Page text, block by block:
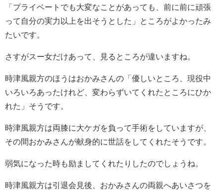
「プライベートでも大変なことがあっても、前に前に頑張
って自分の実力以上を出そうとした」ところがよかったみ
たいです。
さすがスー女だけあって、見るところが違いますね。
時津風親方のほうはおかみさんの「優しいところ、現役中
いろいろあったけれど、変わらずいてくれたところにひか
れた」そうです。
時津風親方は両膝に大ケガを負って手術をしていますが、
その間おかみさんが献身的に世話をしてくれたそうです。
弱気になった時も励ましてくれたりしたのでしょうね。
時津風親方は引退会見後、おかみさんの両親へあいさつを